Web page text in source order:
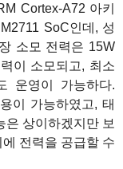
Cortex-A72 아키
SoC인데, 성
소모 전력은 15W
이 소모되고, 최소
운영이 가능하다.
이 가능하였고, 태
은 상이하겠지만 보
전력을 공급할 수